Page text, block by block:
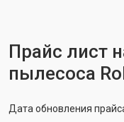
Прайс лист
пылесоса
Дата обновления